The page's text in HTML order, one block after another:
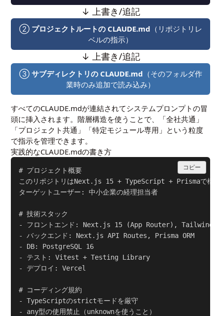
↓ 上書き/追記
② プロジェクトルートの CLAUDE.md （リポジトリレ
ベルの指示）
↓ 上書き/追記
③ サブディレクトリの CLAUDE.md （そのフォルダ作
業時のみ追加で読み込み）
すべてのCLAUDE.mdが連結されてシステムプロンプトの冒
頭に挿入されます。階層構造を使うことで、「全社共通」
「プロジェクト共通」「特定モジュール専用」という粒度
で指示を管理できます。
実践的なCLAUDE.mdの書き方
# プロジェクト概要
このリポジトリはNext.js 15 + TypeScript + Prismaで構築
ターゲットユーザー: 中小企業の経理担当者
# 技術スタック
- フロントエンド: Next.js 15 (App Router), Tailwind
- バックエンド: Next.js API Routes, Prisma ORM
- DB: PostgreSQL 16
- テスト: Vitest + Testing Library
- デプロイ: Vercel
# コーディング規約
- TypeScriptのstrictモードを厳守
- any型の使用禁止（unknownを使うこと）
コピー